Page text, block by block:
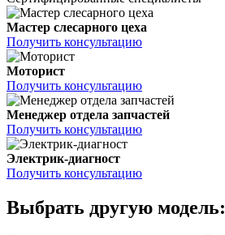
Мастер слесарного цеха
Получить консультацию
Моторист
Получить консультацию
Менеджер отдела запчастей
Получить консультацию
Электрик-диагност
Получить консультацию
Выбрать другую модель: